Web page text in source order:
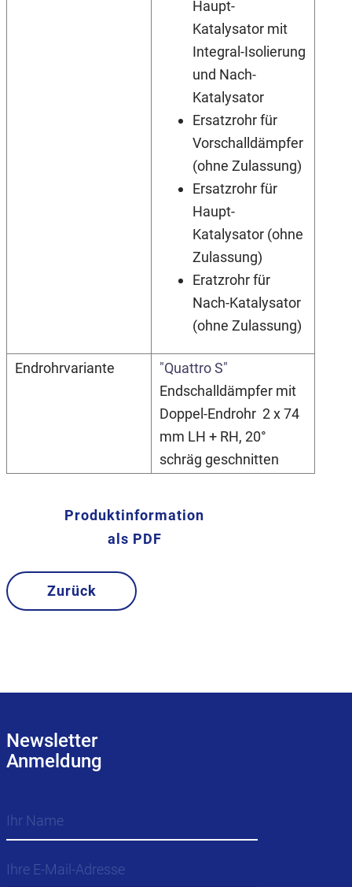
Haupt-
Katalysator mit
Integral-Isolierung
und Nach-
Katalysator
Ersatzrohr für
Vorschalldämpfer
(ohne Zulassung)
Ersatzrohr für
Haupt-
Katalysator (ohne
Zulassung)
Eratzrohr für
Nach-Katalysator
(ohne Zulassung)
Endrohrvariante
"Quattro S"
Endschalldämpfer mit
Doppel-Endrohr 2 x 74
mm LH + RH, 20°
schräg geschnitten
Produktinformation
als PDF
Zurück
Newsletter
Anmeldung